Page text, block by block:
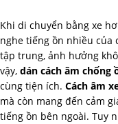
Khi di chuyển bằng xe
nghe tiếng ồn nhiều của
tập trung, ảnh hưởng
vậy, dán cách âm chống
cùng tiện ích. Cách âm
mà còn mang đến cảm
tiếng ồn bên ngoài. Tuy